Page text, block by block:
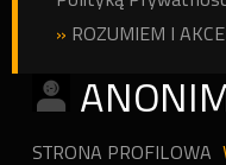
» ROZUMIEM I
STRONA PROFILOWA